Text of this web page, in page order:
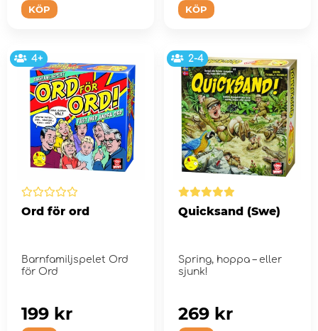
KÖP KÖP
4+
Ord för ord
Barnfamiljspelet Ord
för Ord
199 kr
2-4
Quicksand (Swe)
Spring, hoppa – eller
sjunk!
269 kr